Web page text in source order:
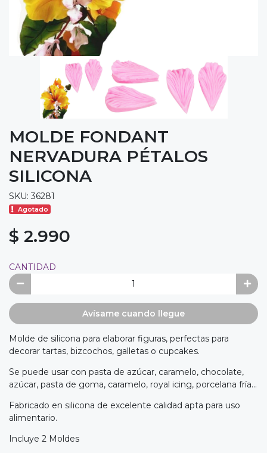
MOLDE FONDANT
NERVADURA PÉTALOS
SILICONA
SKU: 36281
Agotado
$ 2.990
CANTIDAD
Avísame cuando llegue
Molde de silicona para elaborar figuras, perfectas para
decorar tartas, bizcochos, galletas o cupcakes.
Se puede usar con pasta de azúcar, caramelo, chocolate,
azúcar, pasta de goma, caramelo, royal icing, porcelana fría...
Fabricado en silicona de excelente calidad apta para uso
alimentario.
Incluye 2 Moldes